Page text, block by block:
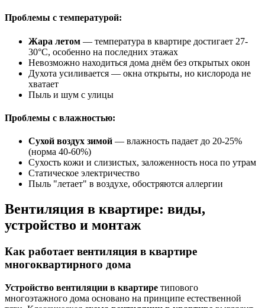
Проблемы с температурой:
Жара летом — температура в квартире достигает 27-
30°C, особенно на последних этажах
Невозможно находиться дома днём без открытых окон
Духота усиливается — окна открыты, но кислорода не
хватает
Пыль и шум с улицы
Проблемы с влажностью:
Сухой воздух зимой — влажность падает до 20-25%
(норма 40-60%)
Сухость кожи и слизистых, заложенность носа по утрам
Статическое электричество
Пыль "летает" в воздухе, обостряются аллергии
Вентиляция в квартире: виды,
устройство и монтаж
Как работает вентиляция в квартире
многоквартирного дома
Устройство вентиляции в квартире типового
многоэтажного дома основано на принципе естественной